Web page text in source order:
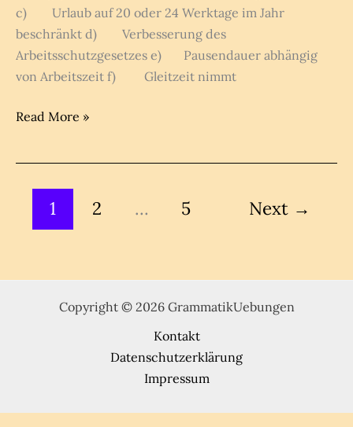
c) Urlaub auf 20 oder 24 Werktage im Jahr
beschränkt d) Verbesserung des
Arbeitsschutzgesetzes e) Pausendauer abhängig
von Arbeitszeit f) Gleitzeit nimmt
B2
Read More »
1 2 … 5 Next →
Copyright © 2026 GrammatikUebungen
Kontakt
Datenschutzerklärung
Impressum